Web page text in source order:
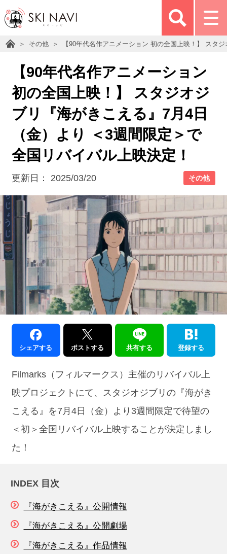
その他 【90年代名作アニメーション 初の全国上映！】 スタ
【90年代名作アニメーション
初の全国上映！】 スタジオジ
ブリ『海がきこえる』7月4日
（金）より ＜3週間限定＞で
全国リバイバル上映決定！
更新日： 2025/03/20 その他
シェアする ポストする 共有する 登録する
Filmarks（フィルマークス）主催のリバイバル上
映プロジェクトにて、スタジオジブリの『海がき
こえる』を7月4日（金）より3週間限定で待望の
＜初＞全国リバイバル上映することが決定しまし
た！
INDEX 目次
『海がきこえる』公開情報
『海がきこえる』公開劇場
『海がきこえる』作品情報